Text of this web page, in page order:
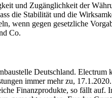
und Zugänglichkeit der
die Stabilität und die
wenn gegen gesetzliche
Co.
Deutschland.
immer mehr zu,
Finanzprodukte, so fällt